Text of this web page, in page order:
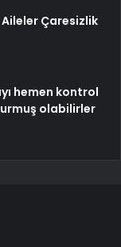
Çaresizlik
hemen kontrol
olabilirler